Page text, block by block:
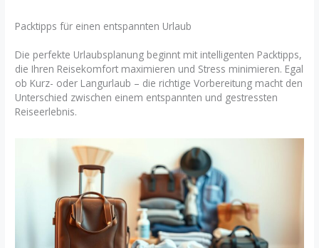
Packtipps für einen entspannten Urlaub
Die perfekte Urlaubsplanung beginnt mit intelligenten Packtipps,
die Ihren Reisekomfort maximieren und Stress minimieren. Egal
ob Kurz- oder Langurlaub – die richtige Vorbereitung macht den
Unterschied zwischen einem entspannten und gestressten
Reiseerlebnis.